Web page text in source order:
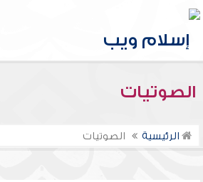
الصوتيات
الرئيسية الصوتيات